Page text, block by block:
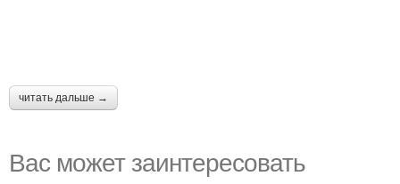
читать дальше →
Вас может заинтересовать